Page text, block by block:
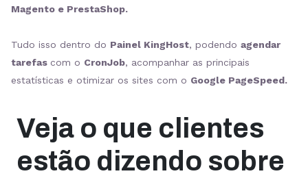
Magento e PrestaShop.
Tudo isso dentro do Painel KingHost, podendo agendar
tarefas com o CronJob, acompanhar as principais
estatísticas e otimizar os sites com o Google PageSpeed.
Veja o que clientes
estão dizendo sobre